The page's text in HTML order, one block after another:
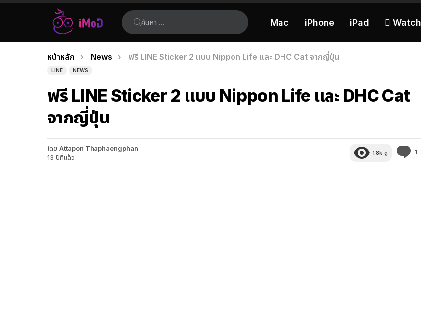
ค้นหา:
Mac iPhone iPad  Watch
เรื่อง
ล่าสุด
คุณอยู่ที่นี่:
หน้าหลัก News ฟรี LINE Sticker 2 แบบ Nippon Life และ DHC Cat จากญี่ปุ่น
LINE NEWS
ฟรี LINE Sticker 2 แบบ Nippon Life และ DHC Cat
จากญี่ปุ่น
โดย Attapon Thaphaengphan
13 ปีที่แล้ว
1.8k ดู 1